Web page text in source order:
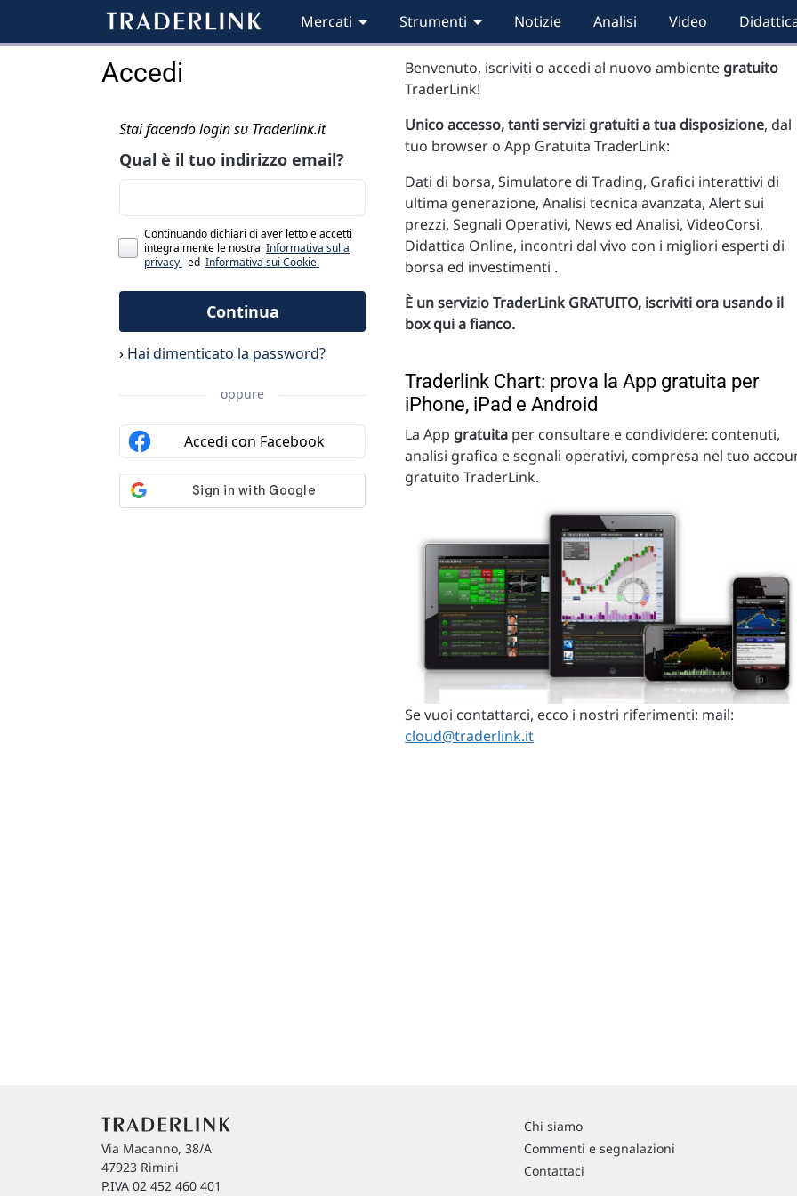
Mercati Strumenti Notizie Analisi Video
Accedi Benvenuto, iscriviti o accedi al nuovo ambiente gratuito
TraderLink!
Unico accesso, tanti servizi gratuiti a tua disposizione, dal
tuo browser o App Gratuita TraderLink:
Dati di borsa, Simulatore di Trading, Grafici interattivi di
ultima generazione, Analisi tecnica avanzata, Alert sui
prezzi, Segnali Operativi, News ed Analisi, VideoCorsi,
Didattica Online, incontri dal vivo con i migliori esperti di
borsa ed investimenti .
È un servizio TraderLink GRATUITO, iscriviti ora usando il
box qui a fianco.
Traderlink Chart: prova la App gratuita per
iPhone, iPad e Android
La App gratuita per consultare e condividere: contenuti,
analisi grafica e segnali operativi, compresa nel tuo
gratuito TraderLink.
Se vuoi contattarci, ecco i nostri riferimenti: mail:
cloud@traderlink.it
Via Macanno, 38/A
47923 Rimini
P.IVA 02 452 460 401
Chi siamo
Commenti e segnalazioni
Contattaci